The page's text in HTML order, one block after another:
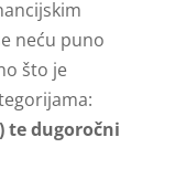
neću puno
što je
te dugoročni